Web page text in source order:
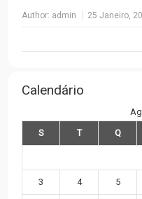
Author: admin 25 Janeiro,
Calendário
S
T Q
3 4 5